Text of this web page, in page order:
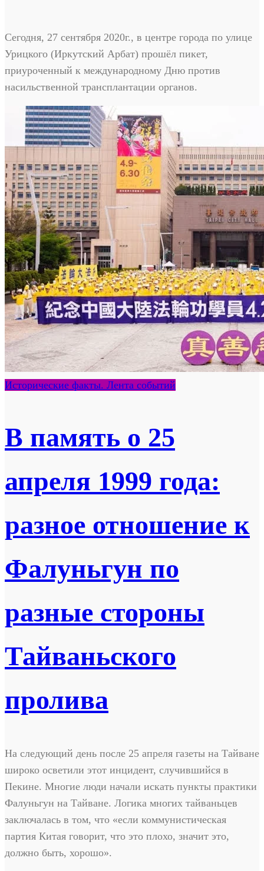
Сегодня, 27 сентября 2020г., в центре города по улице
Урицкого (Иркутский Арбат) прошёл пикет,
приуроченный к международному Дню против
насильственной трансплантации органов.
Исторические факты. Лента событий
В память о 25
апреля 1999 года:
разное отношение к
Фалуньгун по
разные стороны
Тайваньского
пролива
На следующий день после 25 апреля газеты на Тайване
широко осветили этот инцидент, случившийся в
Пекине. Многие люди начали искать пункты практики
Фалуньгун на Тайване. Логика многих тайваньцев
заключалась в том, что «если коммунистическая
партия Китая говорит, что это плохо, значит это,
должно быть, хорошо».